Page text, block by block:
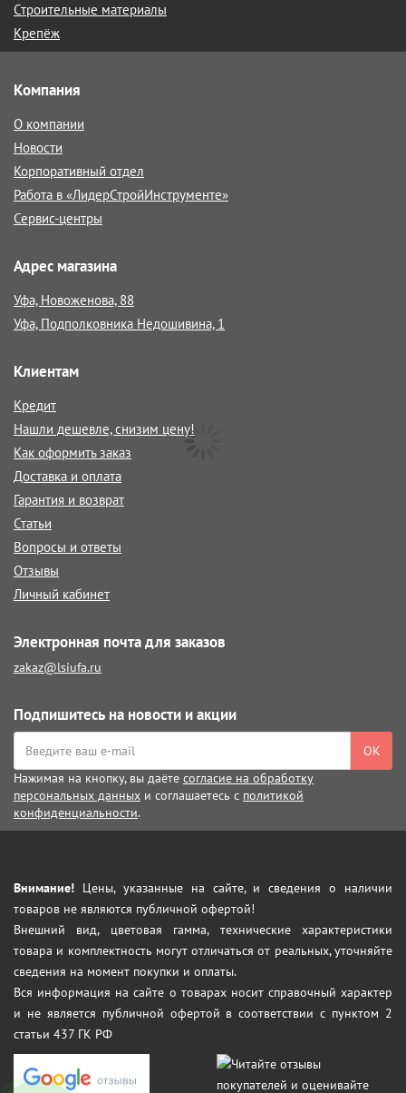
Строительные материалы
Крепёж
Компания
О компании
Новости
Корпоративный отдел
Работа в «ЛидерСтройИнструменте»
Сервис-центры
Адрес магазина
Уфа, Новоженова, 88
Уфа, Подполковника Недошивина, 1
Клиентам
Кредит
Нашли дешевле, снизим цену!
Как оформить заказ
Доставка и оплата
Гарантия и возврат
Статьи
Вопросы и ответы
Отзывы
Личный кабинет
Электронная почта для заказов
zakaz@lsiufa.ru
Подпишитесь на новости и акции
ОК
Нажимая на кнопку, вы даёте согласие на обработку
персональных данных и соглашаетесь с политикой
конфиденциальности.
Внимание! Цены, указанные на сайте, и сведения о наличии
товаров не являются публичной офертой!
Внешний вид, цветовая гамма, технические характеристики
товара и комплектность могут отличаться от реальных, уточняйте
сведения на момент покупки и оплаты.
Вся информация на сайте о товарах носит справочный характер
и не является публичной офертой в соответствии с пунктом 2
статьи 437 ГК РФ